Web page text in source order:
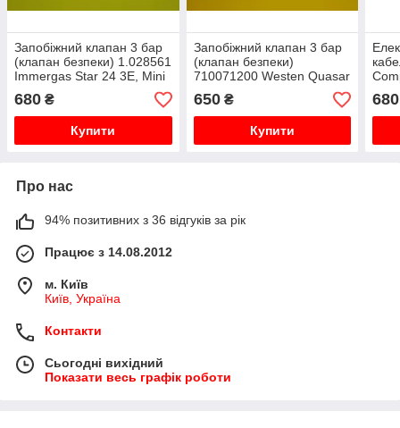
Запобіжний клапан 3 бар
(клапан безпеки) 1.028561
Immergas Star 24 3E, Mini
680 ₴
Купити
Запобіжний клапан 3 бар
(клапан безпеки)
710071200 Westen Quasar
D, Pulsar D, Baxi Fourtech
650₴
Купити
680
Про нас
94% позитивних з 36 відгуків за рік
Працює з 14.08.2012
м. Київ
Київ, Україна
Контакти
Сьогодні вихідний
Показати весь графік роботи